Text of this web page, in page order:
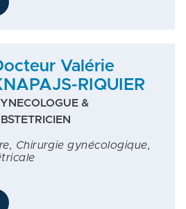
Valérie
RIQUIER
&
Chirurgie gynécologique,